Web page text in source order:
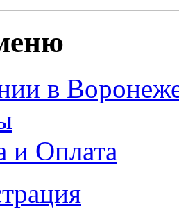
в
и Оплата